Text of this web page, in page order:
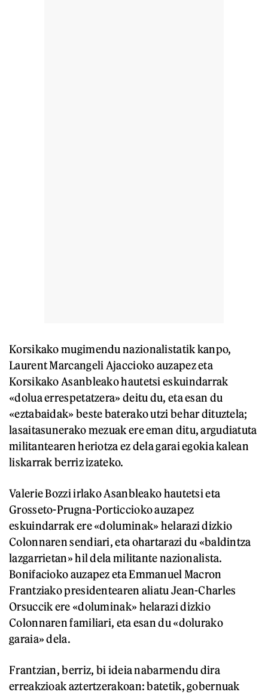
Korsikako mugimendu nazionalistatik kanpo,
Laurent Marcangeli Ajaccioko auzapez eta
Korsikako Asanbleako hautetsi eskuindarrak
«dolua errespetatzera» deitu du, eta esan du
«eztabaidak» beste baterako utzi behar dituztela;
lasaitasunerako mezuak ere eman ditu, argudiatuta
militantearen heriotza ez dela garai egokia kalean
liskarrak berriz izateko.
Valerie Bozzi irlako Asanbleako hautetsi eta
Grosseto-Prugna-Porticcioko auzapez
eskuindarrak ere «doluminak» helarazi dizkio
Colonnaren sendiari, eta ohartarazi du «baldintza
lazgarrietan» hil dela militante nazionalista.
Bonifacioko auzapez eta Emmanuel Macron
Frantziako presidentearen aliatu Jean-Charles
Orsuccik ere «doluminak» helarazi dizkio
Colonnaren familiari, eta esan du «dolurako
garaia» dela.
Frantzian, berriz, bi ideia nabarmendu dira
erreakzioak aztertzerakoan: batetik, gobernuak